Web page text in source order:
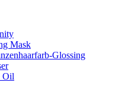
Mask
Glossing
Oil